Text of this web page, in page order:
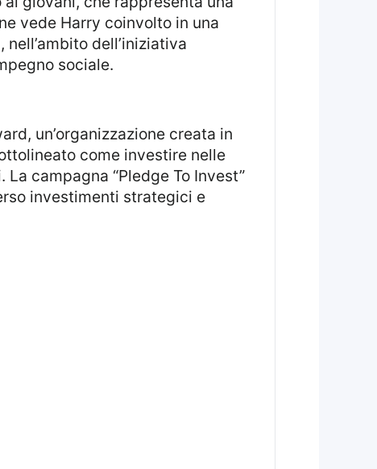
vede Harry coinvolto in una
dell’iniziativa
sociale.
come investire nelle
campagna “Pledge To Invest”
investimenti strategici e